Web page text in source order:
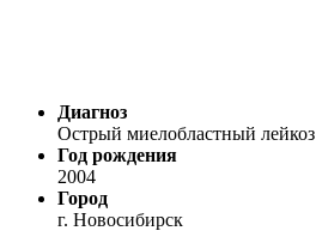
Диагноз
Острый миелобластный лейкоз
Год рождения
2004
Город
г. Новосибирск